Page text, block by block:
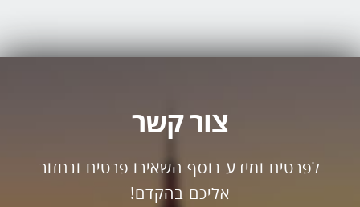
צור קשר
לפרטים ומידע נוסף השאירו פרטים ונחזור
אליכם בהקדם!